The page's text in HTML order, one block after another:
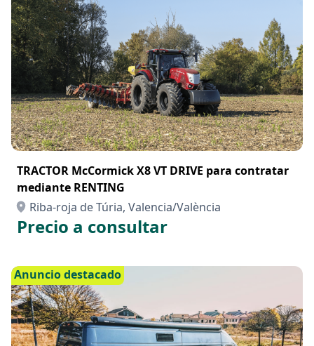
TRACTOR McCormick X8 VT DRIVE para contratar
mediante RENTING
Riba-roja de Túria, Valencia/València
Precio a consultar
Anuncio destacado